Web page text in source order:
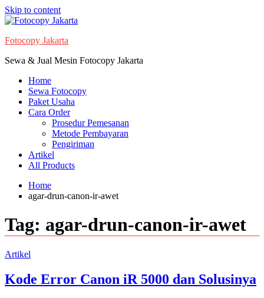
Skip to content
Fotocopy Jakarta
Sewa & Jual Mesin Fotocopy Jakarta
Home
Sewa Fotocopy
Paket Usaha
Cara Order
Prosedur Pemesanan
Metode Pembayaran
Pengiriman
Artikel
All Products
Home
agar-drun-canon-ir-awet
Tag: agar-drun-canon-ir-awet
Artikel
Kode Error Canon iR 5000 dan Solusinya